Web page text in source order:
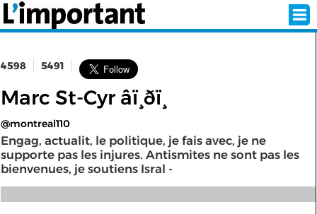
SÉLECTION DE L'ÉTÉ
4598 5491
Marc St-Cyr âï¸ðï¸
@montreal110
Engag, actualit, le politique, je fais avec, je ne
supporte pas les injures. Antismites ne sont pas les
bienvenues, je soutiens Isral -